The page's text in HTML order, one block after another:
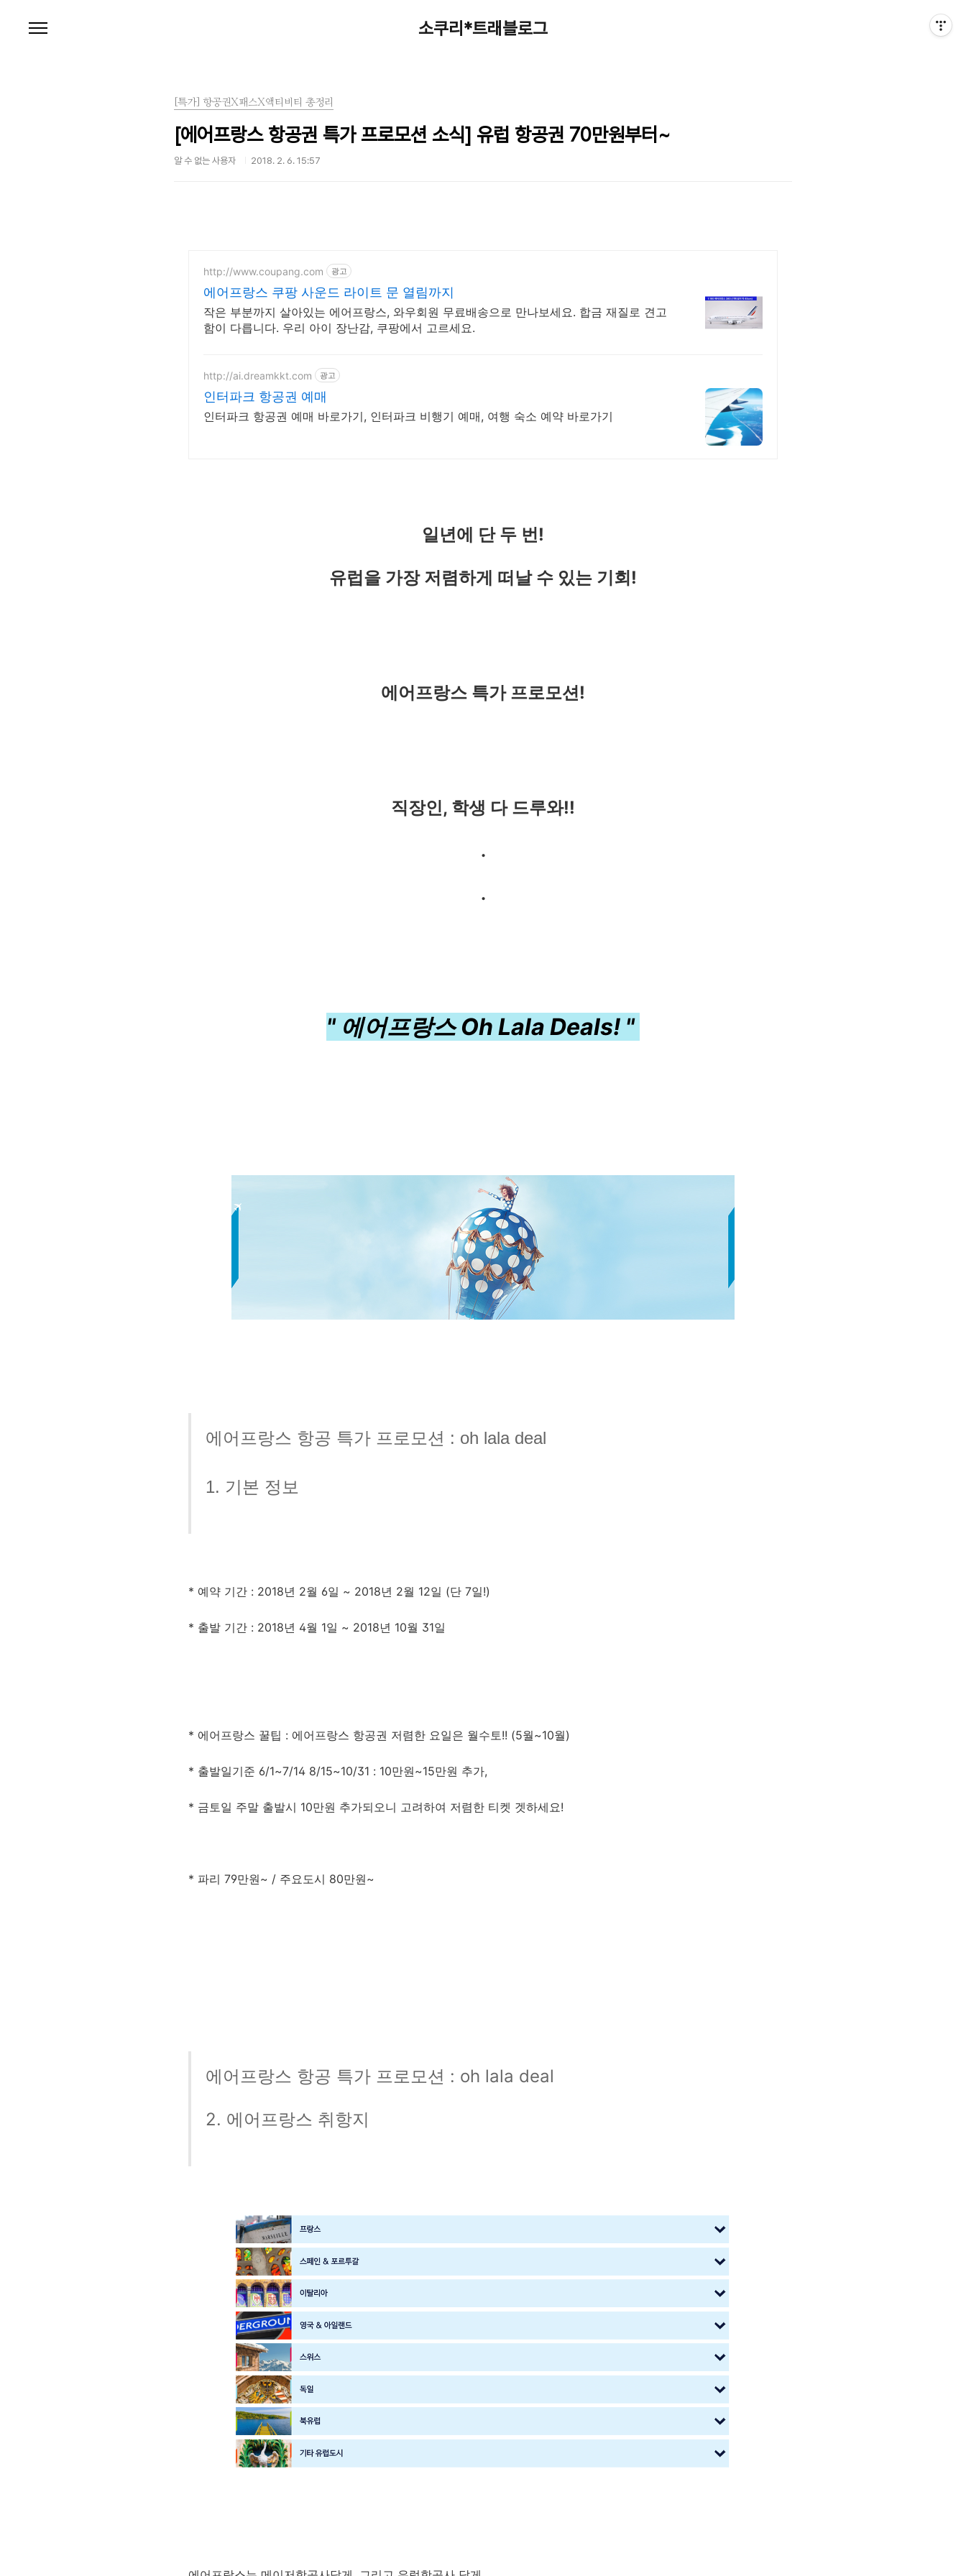
소쿠리*트래블로그
[특가] 항공권X패스X액티비티 총정리
[에어프랑스 항공권 특가 프로모션 소식] 유럽 항공권 70만원부터~
알 수 없는 사용자 2018. 2. 6. 15:57
http://www.coupang.com 광고
에어프랑스 쿠팡 사운드 라이트 문 열림까지
작은 부분까지 살아있는 에어프랑스, 와우회원 무료배송으로 만나보세요. 합금 재질로 견고
함이 다릅니다. 우리 아이 장난감, 쿠팡에서 고르세요.
http://ai.dreamkkt.com 광고
인터파크 항공권 예매
인터파크 항공권 예매 바로가기, 인터파크 비행기 예매, 여행 숙소 예약 바로가기
일년에 단 두 번!
유럽을 가장 저렴하게 떠날 수 있는 기회!
에어프랑스 특가 프로모션!
직장인, 학생 다 드루와!!
.
.
" 에어프랑스 Oh Lala Deals! "
에 어프랑스 항공 특가 프로모션 : oh lala deal
1. 기본 정보
* 예약 기간 : 2018년 2월 6일 ~ 2018년 2월 12일 (단 7일!)
* 출발 기간 : 2018년 4월 1일 ~ 2018년 10월 31일
* 에어프랑스 꿀팁 : 에어프랑스 항공권 저렴한 요일은 월수토!! (5월~10월)
* 출발일기준 6/1~7/14 8/15~10/31 : 10만원~15만원 추가,
* 금토일 주말 출발시 10만원 추가되오니 고려하여 저렴한 티켓 겟하세요!
* 파리 79만원~ / 주요도시 80만원~
에어프랑스 항공 특가 프로모션 : oh lala deal
2. 에어프랑스 취항지